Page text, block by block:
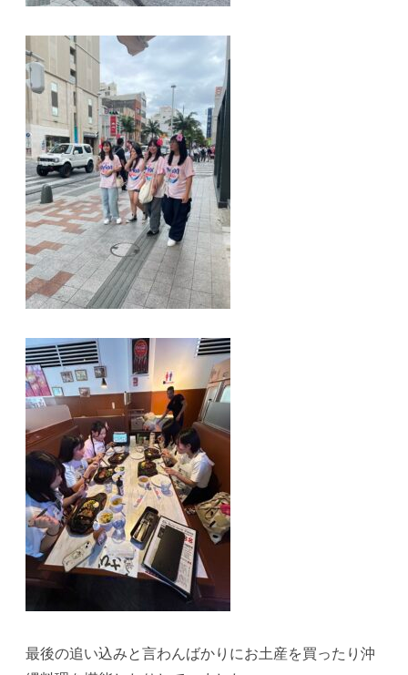
最後の追い込みと言わんばかりにお土産を買ったり沖